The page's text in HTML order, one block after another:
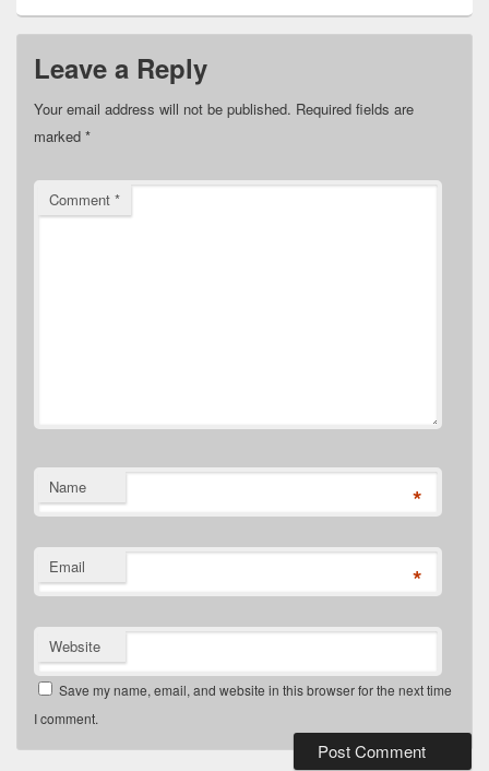
Leave a Reply
Your email address will not be published. Required fields are
marked *
Comment *
Name *
Email *
Website
Save my name, email, and website in this browser for the next time
I comment.